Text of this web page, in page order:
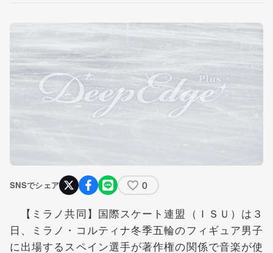
SNSでシェア 0
【ミラノ共同】国際スケート連盟（ＩＳＵ）は３
日、ミラノ・コルティナ冬季五輪のフィギュア男子
に出場するスペイン選手が著作権の関係で音楽が使